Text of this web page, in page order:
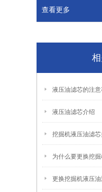
查看更多
液压油滤芯的注意
液压油滤芯介绍
挖掘机液压油滤
为什么要更换挖
更换挖掘机液压